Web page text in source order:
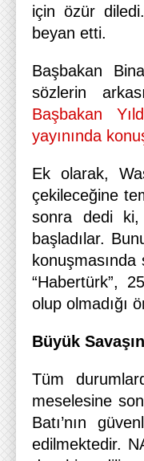
için özür
beyan etti.
Başbakan
sözlerin
Başbakan
yayınında
Ek olarak,
çekileceğine
sonra dedi ki,
başladılar.
“Habertürk”,
olup olmadığı
Büyük
Tüm
meselesine
Batı’nın
edilmektedir.